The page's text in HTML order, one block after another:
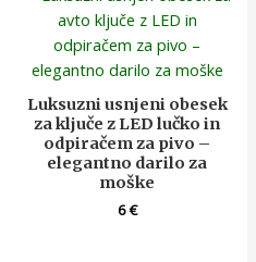
Luksuzni usnjeni obesek
za ključe z LED lučko in
odpiračem za pivo –
elegantno darilo za
moške
6€